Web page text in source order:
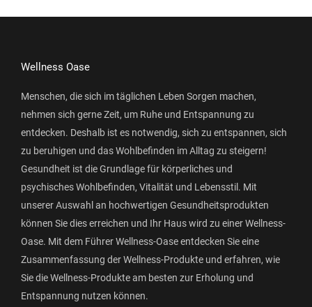
Wellness Oase
Menschen, die sich im täglichen Leben Sorgen machen,
nehmen sich gerne Zeit, um Ruhe und Entspannung zu
entdecken. Deshalb ist es notwendig, sich zu entspannen, sich
zu beruhigen und das Wohlbefinden im Alltag zu steigern!
Gesundheit ist die Grundlage für körperliches und
psychisches Wohlbefinden, Vitalität und Lebensstil. Mit
unserer Auswahl an hochwertigen Gesundheitsprodukten
können Sie dies erreichen und Ihr Haus wird zu einer Wellness-
Oase. Mit dem Führer Wellness-Oase entdecken Sie eine
Zusammenfassung der Wellness-Produkte und erfahren, wie
Sie die Wellness-Produkte am besten zur Erholung und
Entspannung nutzen können.